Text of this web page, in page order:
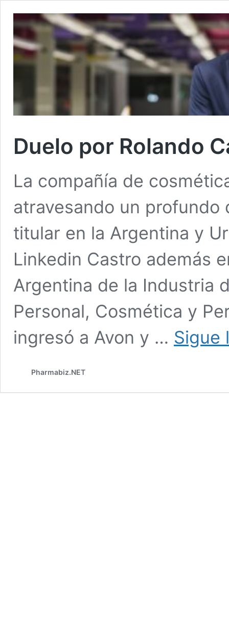
Duelo por Rolando
La compañía de
atravesando un profundo
titular en la Argentina y
Linkedin Castro además
Argentina de la Industria
Personal, Cosmética y
ingresó a Avon y … Sigue
Pharmabiz.NET